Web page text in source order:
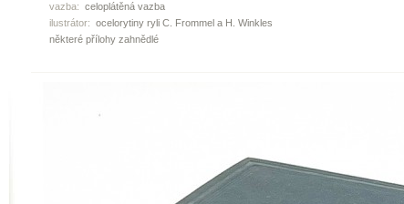
vazba: celoplátěná vazba
ilustrátor: ocelorytiny ryli C. Frommel a H. Winkles
některé přílohy zahnědlé